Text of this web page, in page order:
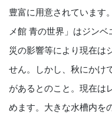
豊富に用意されています
メ館 青の世界」はジン
災の影響等により現在は
せん。しかし、秋にかけ
があるとのこと。現在は
めます。大きな水槽内を